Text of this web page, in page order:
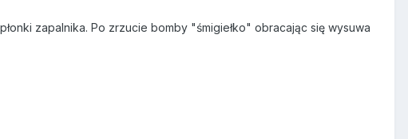
zapalnika. Po zrzucie bomby "śmigiełko" obracając się wysuwa